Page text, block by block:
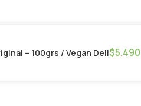
– 100grs / Vegan Deli$5.490